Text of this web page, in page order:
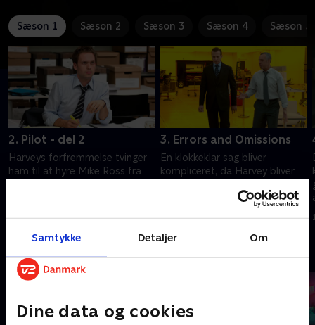
Samtykke Detaljer Om
Dine data og cookies
Sæson 1 Sæson 2 Sæson 3 Sæson 4 Sæson 5
2. Pilot - del 2
Harveys forfremmelse tvinger
ham til at hyre Mike Ross fra
17. juli 2025 • 42 min
3. Errors and Omissions
En klokkeklar sag bliver
kompliceret, da Harvey bliver
affære med en gift kvinde.
17. juli 2025 • 41 min
Andre så også